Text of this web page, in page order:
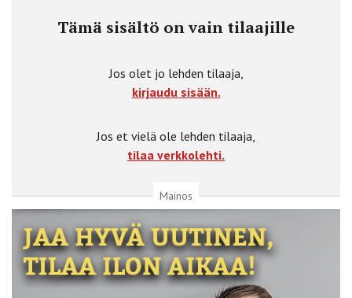
Tämä sisältö on vain tilaajille
Jos olet jo lehden tilaaja,
kirjaudu sisään.
Jos et vielä ole lehden tilaaja,
tilaa verkkolehti.
Mainos